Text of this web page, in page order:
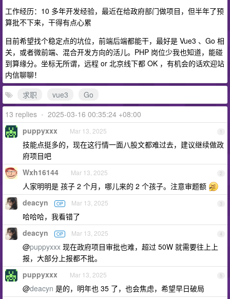
工作经历：10 多年开发经验，最近在给政府部门做项目，但半年了预
算批不下来，干得有点心累
目前希望找个稳定点的坑位，前端后端都能干，最好是 Vue3 、Go 相
关，或者微前端、混合开发方向的活儿。PHP 岗位少我也知道，能碰
到算缘分。坐标无所谓，远程 or 北京线下都 OK ，有机会的话欢迎站
内信聊聊！
求职
vue3
Go
13 replies • 2025-03-16 00:35:24 +08:00
1
puppyxxx Mar 13, 2025
技能点挺多的，现在这行情一面八股文都难过去，建议继续做政
府项目吧
2
Wxh16144 Mar 13, 2025
人家明明是 孩子 2 个月，哪儿来的 2 个孩子。注意审题额
3
deacyn OP Mar 13, 2025
哈哈哈，我看错了
4
deacyn OP Mar 13, 2025
@puppyxxx 现在政府项目审批也难，超过 50W 就需要往上上
报，大部分上报都不批。
5
puppyxxx Mar 13, 2025
@deacyn 是的，明年也 35 了，也会焦虑，希望早日破局